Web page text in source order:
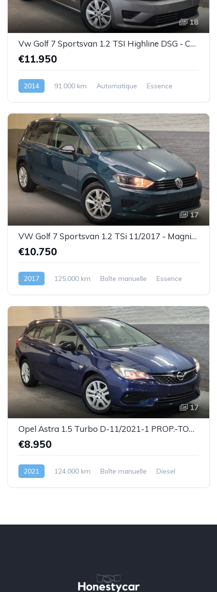
18
Vw Golf 7 Sportsvan 1.2 TSI Highline DSG - Cuir-1prop.- Garantie
€11.950
2014 91.000 km Automatique Essence
17
VW Golf 7 Sportsvan 1.2 TSi 11/2017 - Magnifique état ! ! !- GARANTIE
€10.750
2017 125.000 km Boîte manuelle Essence
17
Opel Astra 1.5 Turbo D-11/2021-1 PROP.-TOP ETAT !!!-Garantie
€8.950
2021 124.000 km Boîte manuelle Diesel